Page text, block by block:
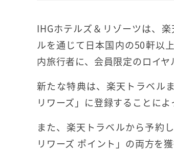
IHGホテルズ＆リゾーツは、
ルを通じて日本国内の50軒以
内旅行者に、会員限定のロイヤ
新たな特典は、楽天トラベル
リワーズ」に登録することによ
また、楽天トラベルから予約
リワーズ ポイント」の両方を